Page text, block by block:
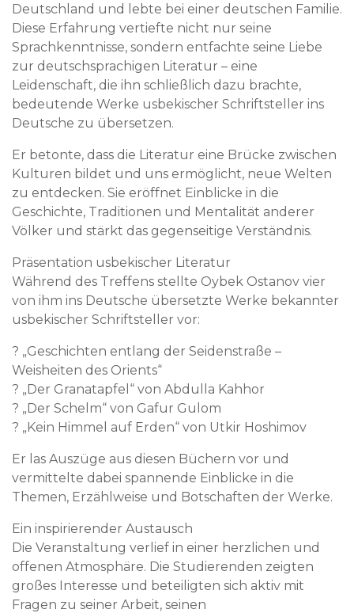
Deutschland und lebte bei einer deutschen Familie.
Diese Erfahrung vertiefte nicht nur seine
Sprachkenntnisse, sondern entfachte seine Liebe
zur deutschsprachigen Literatur – eine
Leidenschaft, die ihn schließlich dazu brachte,
bedeutende Werke usbekischer Schriftsteller ins
Deutsche zu übersetzen.
Er betonte, dass die Literatur eine Brücke zwischen
Kulturen bildet und uns ermöglicht, neue Welten
zu entdecken. Sie eröffnet Einblicke in die
Geschichte, Traditionen und Mentalität anderer
Völker und stärkt das gegenseitige Verständnis.
Präsentation usbekischer Literatur
Während des Treffens stellte Oybek Ostanov vier
von ihm ins Deutsche übersetzte Werke bekannter
usbekischer Schriftsteller vor:
? „Geschichten entlang der Seidenstraße –
Weisheiten des Orients“
? „Der Granatapfel“ von Abdulla Kahhor
? „Der Schelm“ von Gafur Gulom
? „Kein Himmel auf Erden“ von Utkir Hoshimov
Er las Auszüge aus diesen Büchern vor und
vermittelte dabei spannende Einblicke in die
Themen, Erzählweise und Botschaften der Werke.
Ein inspirierender Austausch
Die Veranstaltung verlief in einer herzlichen und
offenen Atmosphäre. Die Studierenden zeigten
großes Interesse und beteiligten sich aktiv mit
Fragen zu seiner Arbeit, seinen